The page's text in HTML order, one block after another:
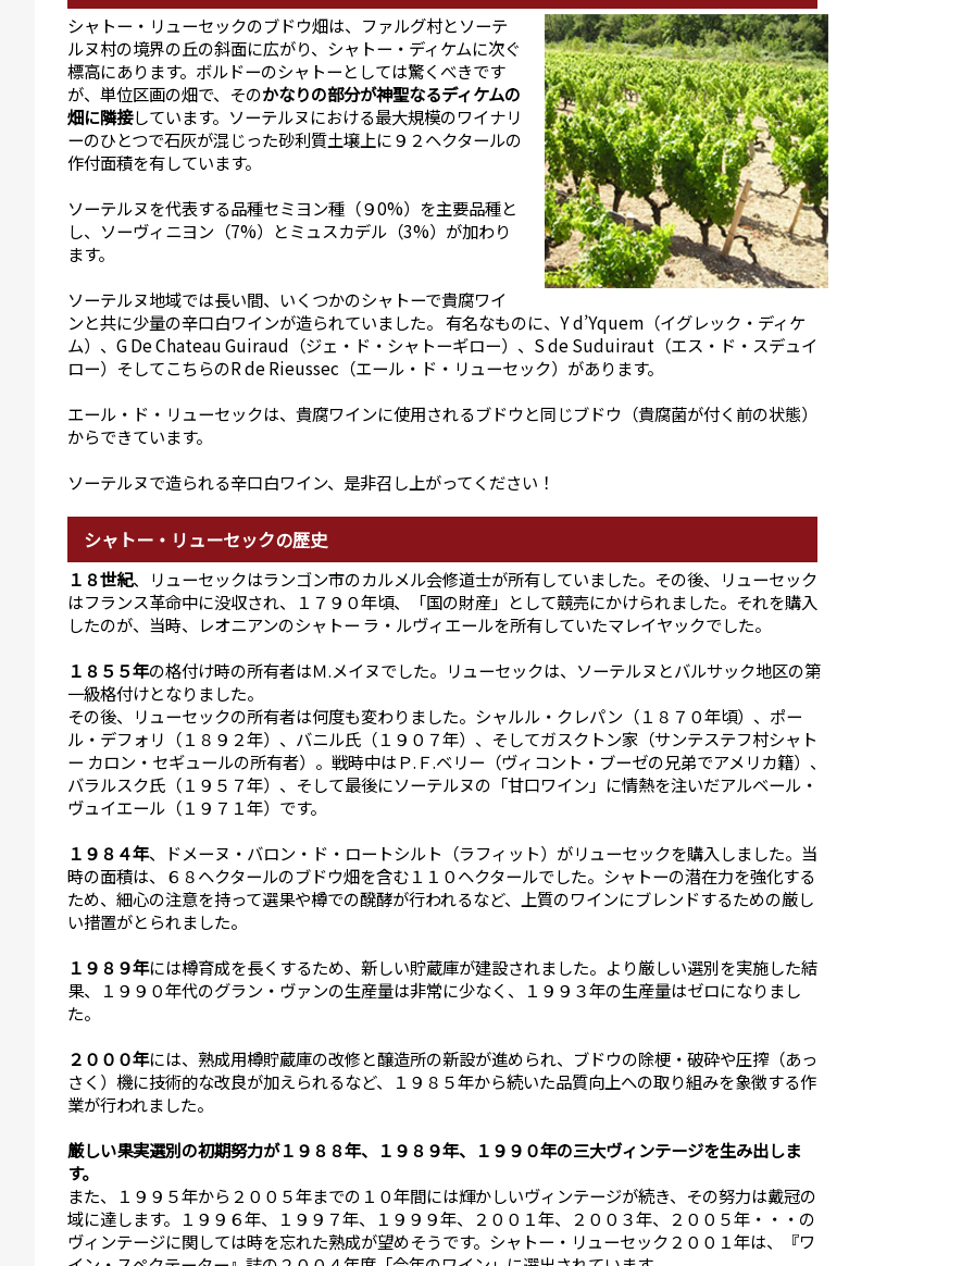
シャトー・リューセックのブドウ畑は、ファルグ村とソーテ
ルヌ村の境界の丘の斜面に広がり、シャトー・ディケムに次ぐ
標高にあります。ボルドーのシャトーとしては驚くべきです
が、単位区画の畑で、そのかなりの部分が神聖なるディケムの
畑に隣接しています。ソーテルヌにおける最大規模のワイナリ
ーのひとつで石灰が混じった砂利質土壌上に９２ヘクタールの
作付面積を有しています。
ソーテルヌを代表する品種セミヨン種（９0%）を主要品種と
し、ソーヴィニヨン（7%）とミュスカデル（3%）が加わり
ます。
ソーテルヌ地域では長い間、いくつかのシャトーで貴腐ワイ
ンと共に少量の辛口白ワインが造られていました。 有名なものに、Y d’Yquem（イグレック・ディケ
ム）、G De Chateau Guiraud（ジェ・ド・シャトーギロー）、S de Suduiraut（エス・ド・スデュイ
ロー）そしてこちらのR de Rieussec（エール・ド・リューセック）があります。
エール・ド・リューセックは、貴腐ワインに使用されるブドウと同じブドウ（貴腐菌が付く前の状態）
からできています。
ソーテルヌで造られる辛口白ワイン、是非召し上がってください！
シャトー・リューセックの歴史
１８世紀、リューセックはランゴン市のカルメル会修道士が所有していました。その後、リューセック
はフランス革命中に没収され、１７９０年頃、「国の財産」として競売にかけられました。それを購入
したのが、当時、レオニアンのシャトー ラ・ルヴィエールを所有していたマレイヤックでした。
１８５５年の格付け時の所有者はＭ.メイヌでした。リューセックは、ソーテルヌとバルサック地区の第
一級格付けとなりました。
その後、リューセックの所有者は何度も変わりました。シャルル・クレパン（１８７０年頃）、ポー
ル・デフォリ（１８９２年）、バニル氏（１９０７年）、そしてガスクトン家（サンテステフ村シャト
ー カロン・セギュールの所有者）。戦時中はＰ.Ｆ.ベリー（ヴィコント・ブーゼの兄弟でアメリカ籍）、
バラルスク氏（１９５７年）、そして最後にソーテルヌの「甘口ワイン」に情熱を注いだアルベール・
ヴュイエール（１９７１年）です。
１９８４年、ドメーヌ・バロン・ド・ロートシルト（ラフィット）がリューセックを購入しました。当
時の面積は、６８ヘクタールのブドウ畑を含む１１０ヘクタールでした。シャトーの潜在力を強化する
ため、細心の注意を持って選果や樽での醗酵が行われるなど、上質のワインにブレンドするための厳し
い措置がとられました。
１９８９年には樽育成を長くするため、新しい貯蔵庫が建設されました。より厳しい選別を実施した結
果、１９９０年代のグラン・ヴァンの生産量は非常に少なく、１９９３年の生産量はゼロになりまし
た。
２０００年には、熟成用樽貯蔵庫の改修と醸造所の新設が進められ、ブドウの除梗・破砕や圧搾（あっ
さく）機に技術的な改良が加えられるなど、１９８５年から続いた品質向上への取り組みを象徴する作
業が行われました。
厳しい果実選別の初期努力が１９８８年、１９８９年、１９９０年の三大ヴィンテージを生み出しま
す。
また、１９９５年から２００５年までの１０年間には輝かしいヴィンテージが続き、その努力は戴冠の
域に達します。１９９６年、１９９７年、１９９９年、２００１年、２００３年、２００５年・・・の
ヴィンテージに関しては時を忘れた熟成が望めそうです。シャトー・リューセック２００１年は、『ワ